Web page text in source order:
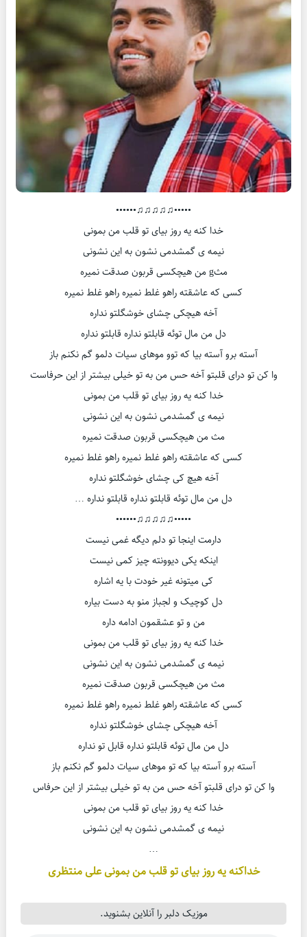
•••••♫♫♫♫♫••••••
خدا کنه یه روز بیای تو قلب من بمونی
نیمه ی گمشدمی نشون به این نشونی
مثg من هیچکسی قربون صدقت نمیره
کسی که عاشقته راهو غلط نمیره راهو غلط نمیره
آخه هیچکی چشای خوشگلتو نداره
دل من مال توئه قابلتو نداره قابلتو نداره
آسته برو آسته بیا که توو موهای سیات دلمو گم نکنم باز
وا کن تو درای قلبتو آخه حس من به تو خیلی بیشتر از این حرفاست
خدا کنه یه روز بیای تو قلب من بمونی
نیمه ی گمشدمی نشون به این نشونی
مث من هیچکسی قربون صدقت نمیره
کسی که عاشقته راهو غلط نمیره راهو غلط نمیره
آخه هیچ کی چشای خوشگلتو نداره
دل من مال توئه قابلتو نداره قابلتو نداره …
•••••♫♫♫♫♫••••••
دارمت اینجا تو دلم دیگه غمی نیست
اینکه یکی دیوونته چیز کمی نیست
کی میتونه غیر خودت با یه اشاره
دل کوچیک و لجباز منو به دست بیاره
من و تو عشقمون ادامه داره
خدا کنه یه روز بیای تو قلب من بمونی
نیمه ی گمشدمی نشون به این نشونی
مث من هیچکسی قربون صدقت نمیره
کسی که عاشقته راهو غلط نمیره راهو غلط نمیره
آخه هیچکی چشای خوشگلتو نداره
دل من مال توئه قابلتو نداره قابل تو نداره
آسته برو آسته بیا که تو موهای سیات دلمو گم نکنم باز
وا کن تو درای قلبتو آخه حس من به تو خیلی بیشتر از این حرفاس
خدا کنه یه روز بیای تو قلب من بمونی
نیمه ی گمشدمی نشون به این نشونی
…
خداکنه یه روز بیای تو قلب من بمونی علی منتظری
موزیک دلبر را آنلاین بشنوید.